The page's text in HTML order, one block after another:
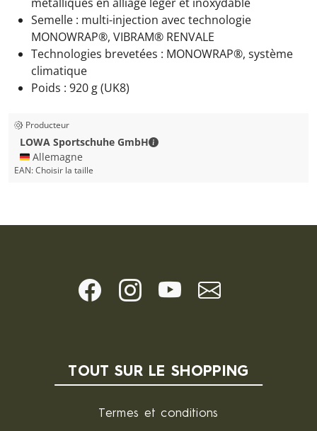
Semelle : multi-injection avec technologie
MONOWRAP®, VIBRAM® RENVALE
Technologies brevetées : MONOWRAP®, système
climatique
Poids : 920 g (UK8)
Producteur
LOWA Sport­schuhe GmbH
LOWA Sport­schuhe GmbH -
🇩🇪 Allemagne
EAN:Choisir la taille
TOUT SUR LE SHOPPING
Termes et conditions